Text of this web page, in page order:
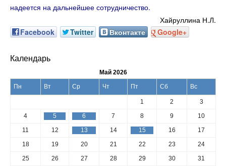
надеется на дальнейшее сотрудничество.
Хайруллина Н.Л.
Facebook
Twitter Вконтакте Google+
Календарь
Май 2026
Пн
Вт Ср Чт Пт Сб Вс
1 2
3
4
5 6 7 8 9
10
11
12 13 14 15 16
17
18
19 20 21 22 23
24
25
26 27 28 29 30 31